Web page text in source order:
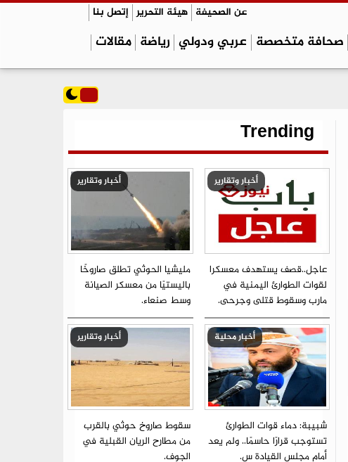
عن الصحيفة هيئة التحرير إتصل بنا
صحافة متخصصة عربي ودولي رياضة مقالات
Trending
أخبار وتقارير
عاجل..قصف يستهدف معسكرا
لقوات الطوارئ اليمنية في
مارب وسقوط قتلى وجرحى.
أخبار وتقارير
مليشيا الحوثي تطلق صاروخًا
باليستيًا من معسكر الصيانة
وسط صنعاء.
أخبار محلية
شبيبة: دماء قوات الطوارئ
تستوجب قرارًا حاسمًا.. ولم يعد
أمام مجلس القيادة س.
أخبار وتقارير
سقوط صاروخ حوثي بالقرب
من مطارح الريان القبلية في
الجوف.